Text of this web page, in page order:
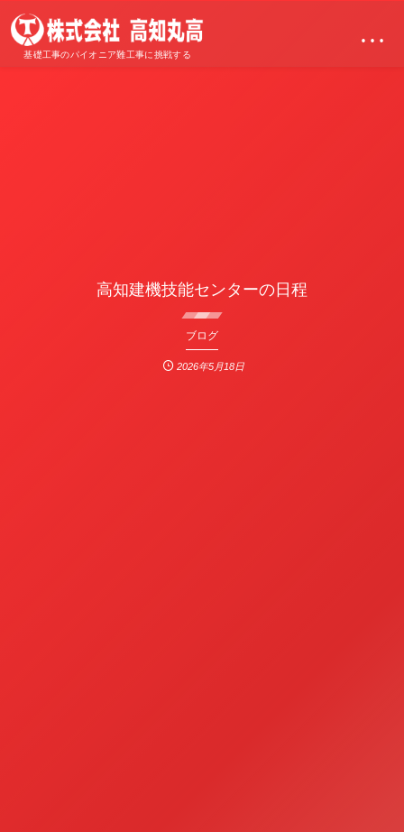
基礎工事のパイオニア難工事に挑戦する
…
高知建機技能センターの日程
ブログ
2026年5月18日